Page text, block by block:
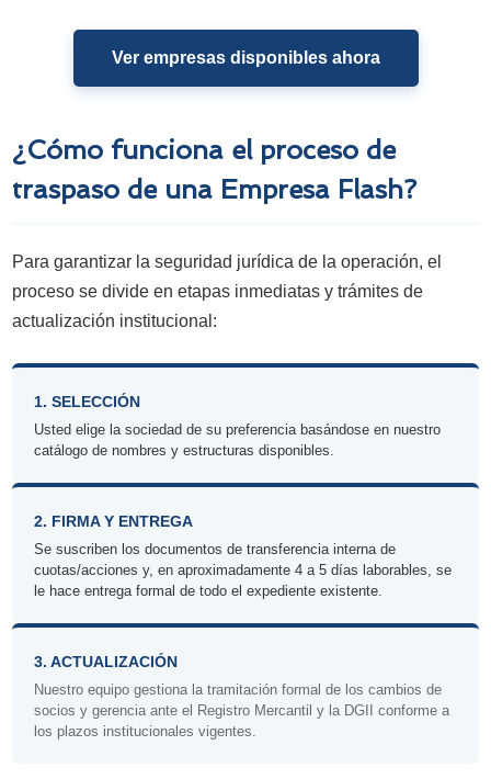
Ver empresas disponibles ahora
¿Cómo funciona el proceso de
traspaso de una Empresa Flash?
Para garantizar la seguridad jurídica de la operación, el
proceso se divide en etapas inmediatas y trámites de
actualización institucional:
1. SELECCIÓN
Usted elige la sociedad de su preferencia basándose en nuestro
catálogo de nombres y estructuras disponibles.
2. FIRMA Y ENTREGA
Se suscriben los documentos de transferencia interna de
cuotas/acciones y, en aproximadamente 4 a 5 días laborables, se
le hace entrega formal de todo el expediente existente.
3. ACTUALIZACIÓN
Nuestro equipo gestiona la tramitación formal de los cambios de
socios y gerencia ante el Registro Mercantil y la DGII conforme a
los plazos institucionales vigentes.